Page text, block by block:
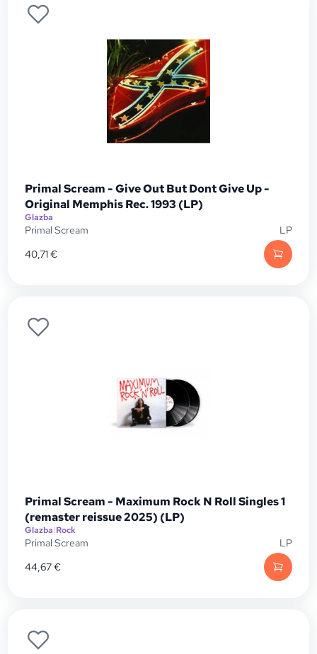
Primal Scream - Give Out But Dont Give Up -
Original Memphis Rec. 1993 (LP)
Glazba
Primal Scream
LP
40,71€
Primal Scream - Maximum Rock N Roll Singles 1
(remaster reissue 2025) (LP)
Glazba|Rock
Primal Scream
LP
44,67€